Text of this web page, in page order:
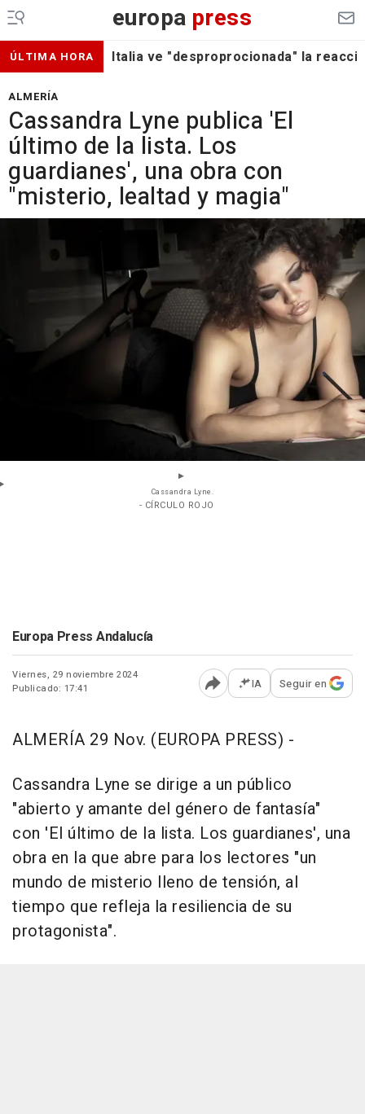
europa press
ÚLTIMA HORA Italia ve "desproprocionada" la
ALMERÍA
Cassandra Lyne publica 'El
último de la lista. Los
guardianes', una obra con
"misterio, lealtad y magia"
Cassandra Lyne.
- CÍRCULO ROJO
Europa Press Andalucía
Viernes, 29 noviembre 2024
Publicado: 17:41
Abrir opciones para
IA Seguir en
ALMERÍA 29 Nov. (EUROPA PRESS) -
Cassandra Lyne se dirige a un público
"abierto y amante del género de fantasía"
con 'El último de la lista. Los guardianes', una
obra en la que abre para los lectores "un
mundo de misterio lleno de tensión, al
tiempo que refleja la resiliencia de su
protagonista".